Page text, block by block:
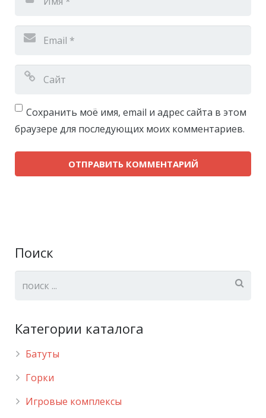
Сохранить моё имя, email и адрес сайта в этом
браузере для последующих моих комментариев.
Поиск
Категории каталога
Батуты
Горки
Игровые комплексы